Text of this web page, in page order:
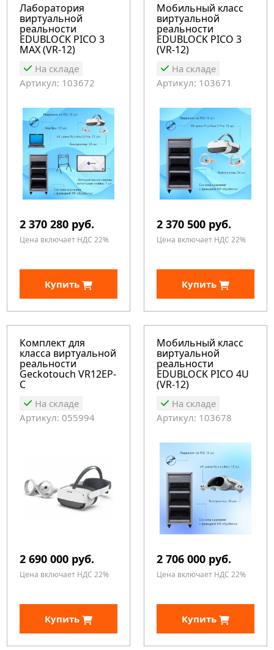
Лаборатория
виртуальной
реальности
EDUBLOCK PICO 3
MAX (VR-12)
На складе
Артикул: 103672
2 370 280 руб.
Цена включает НДС 22%
Купить
Мобильный класс
виртуальной
реальности
EDUBLOCK PICO 3
(VR-12)
На складе
Артикул: 103671
2 370 500 руб.
Цена включает НДС 22%
Купить
Комплект для
класса виртуальной
реальности
Geckotouch VR12EP-
C
На складе
Артикул: 055994
2 690 000 руб.
Цена включает НДС 22%
Купить
Мобильный класс
виртуальной
реальности
EDUBLOCK PICO 4U
(VR-12)
На складе
Артикул: 103678
2 706 000 руб.
Цена включает НДС 22%
Купить